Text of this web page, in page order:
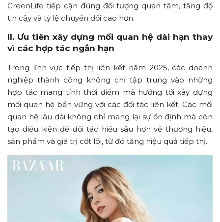
GreenLife tiếp cận đúng đối tượng quan tâm, tăng độ
tin cậy và tỷ lệ chuyển đổi cao hơn.
II. Ưu tiên xây dựng mối quan hệ dài hạn thay
vì các hợp tác ngắn hạn
Trong lĩnh vực tiếp thị liên kết năm 2025, các doanh
nghiệp thành công không chỉ tập trung vào những
hợp tác mang tính thời điểm mà hướng tới xây dựng
mối quan hệ bền vững với các đối tác liên kết. Các mối
quan hệ lâu dài không chỉ mang lại sự ổn định mà còn
tạo điều kiện để đối tác hiểu sâu hơn về thương hiệu,
sản phẩm và giá trị cốt lõi, từ đó tăng hiệu quả tiếp thị.